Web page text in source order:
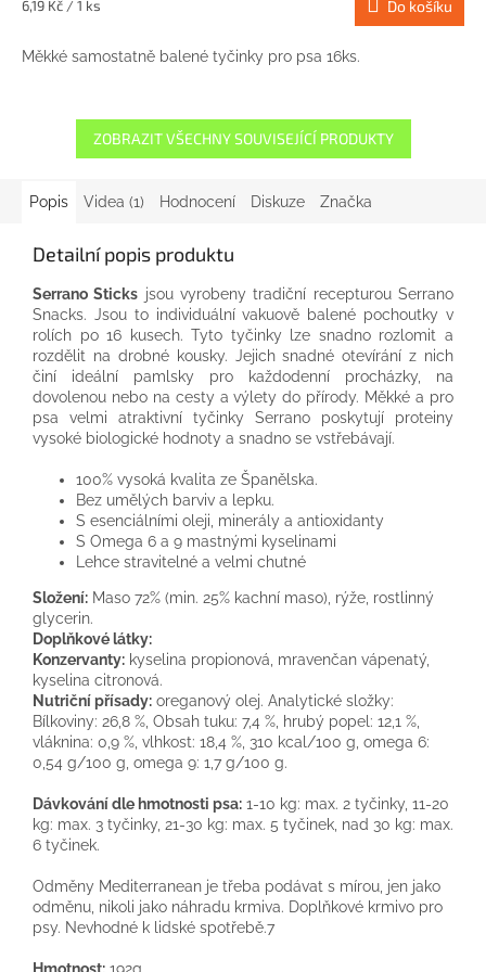
Měrná
6,19 Kč / 1 ks Do košíku
Měkké samostatně balené tyčinky pro psa 16ks.
ZOBRAZIT VŠECHNY SOUVISEJÍCÍ PRODUKTY
Popis Videa (1) Hodnocení Diskuze Značka
Detailní popis produktu
Serrano Sticks jsou vyrobeny tradiční recepturou Serrano
Snacks. Jsou to individuální vakuově balené pochoutky v
rolích po 16 kusech. Tyto tyčinky lze snadno rozlomit a
rozdělit na drobné kousky. Jejich snadné otevírání z nich
činí ideální pamlsky pro každodenní procházky, na
dovolenou nebo na cesty a výlety do přírody. Měkké a pro
psa velmi atraktivní tyčinky Serrano poskytují proteiny
vysoké biologické hodnoty a snadno se vstřebávají.
100% vysoká kvalita ze Španělska.
Bez umělých barviv a lepku.
S esenciálními oleji, minerály a antioxidanty
S Omega 6 a 9 mastnými kyselinami
Lehce stravitelné a velmi chutné
Složení: Maso 72% (min. 25% kachní maso), rýže, rostlinný
glycerin.
Doplňkové látky:
Konzervanty: kyselina propionová, mravenčan vápenatý,
kyselina citronová.
Nutriční přísady: oreganový olej. Analytické složky:
Bílkoviny: 26,8 %, Obsah tuku: 7,4 %, hrubý popel: 12,1 %,
vláknina: 0,9 %, vlhkost: 18,4 %, 310 kcal/100 g, omega 6:
0,54 g/100 g, omega 9: 1,7 g/100 g.
Dávkování dle hmotnosti psa: 1-10 kg: max. 2 tyčinky, 11-20
kg: max. 3 tyčinky, 21-30 kg: max. 5 tyčinek, nad 30 kg: max.
6 tyčinek.
Odměny Mediterranean je třeba podávat s mírou, jen jako
odměnu, nikoli jako náhradu krmiva. Doplňkové krmivo pro
psy. Nevhodné k lidské spotřebě.7
Hmotnost: 192g